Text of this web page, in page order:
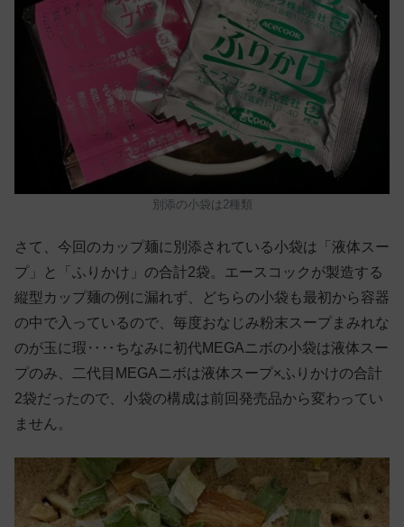
別添の小袋は2種類
さて、今回のカップ麺に別添されている小袋は「液体スー
プ」と「ふりかけ」の合計2袋。エースコックが製造する
縦型カップ麺の例に漏れず、どちらの小袋も最初から容器
の中で入っているので、毎度おなじみ粉末スープまみれな
のが玉に瑕‥‥ちなみに初代MEGAニボの小袋は液体スー
プのみ、二代目MEGAニボは液体スープ×ふりかけの合計
2袋だったので、小袋の構成は前回発売品から変わってい
ません。